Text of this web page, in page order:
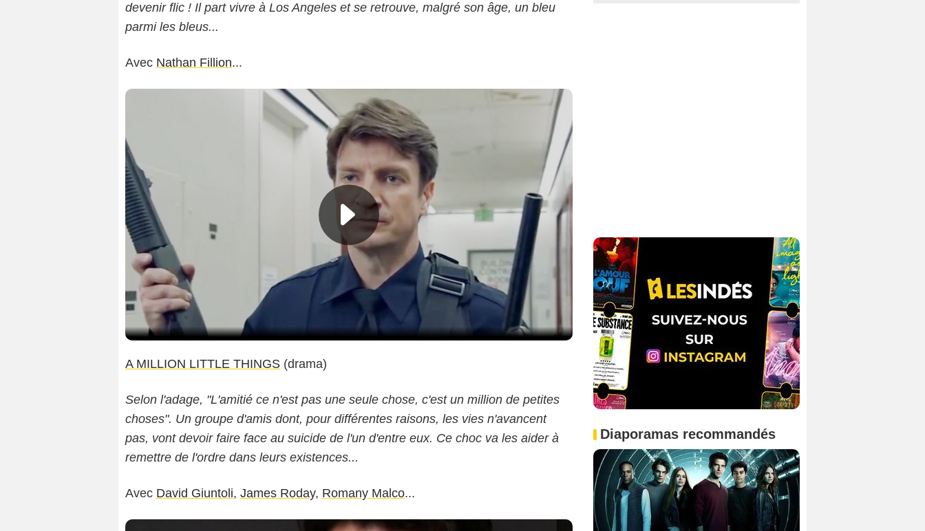
devenir flic ! Il part vivre à Los Angeles et se retrouve, malgré son âge, un bleu
parmi les bleus...
Avec Nathan Fillion...
A MILLION LITTLE THINGS (drama)
Selon l'adage, "L'amitié ce n'est pas une seule chose, c'est un million de petites
choses". Un groupe d'amis dont, pour différentes raisons, les vies n'avancent
pas, vont devoir faire face au suicide de l'un d'entre eux. Ce choc va les aider à
remettre de l'ordre dans leurs existences...
Avec David Giuntoli, James Roday, Romany Malco...
Diaporamas recommandés